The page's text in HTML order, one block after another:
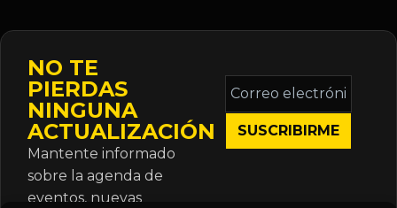
NO TE
PIERDAS
NINGUNA
ACTUALIZACIÓN
Mantente informado
sobre la agenda de
eventos, nuevas
Correo
electrónico
*